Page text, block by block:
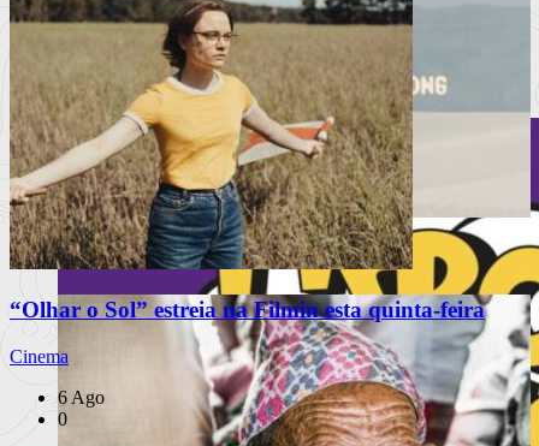
Festival Mental celebra 10 anos
Porchat, Mourão, Vicente e Miranda, The Umbilical Brothers,
Ler mais +
“Olhar o Sol” estreia na Filmin esta quinta-feira
Cinema
6 Ago
0
À escuta na Rua